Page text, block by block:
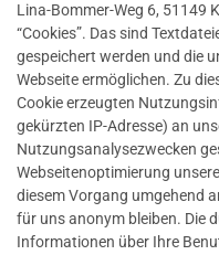
Lina-Bommer-Weg 6, 51149
“Cookies”. Das sind
gespeichert werden und die
Webseite ermöglichen. Zu
Cookie erzeugten
gekürzten IP-Adresse) an
Nutzungsanalysezwecken
Webseitenoptimierung
diesem Vorgang umgehend
für uns anonym bleiben. Die
Informationen über Ihre